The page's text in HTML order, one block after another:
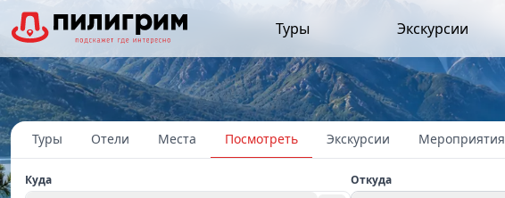
Туры Экскурсии
Туры Отели Места Посмотреть Экскурсии Мероприятия
Куда Откуда